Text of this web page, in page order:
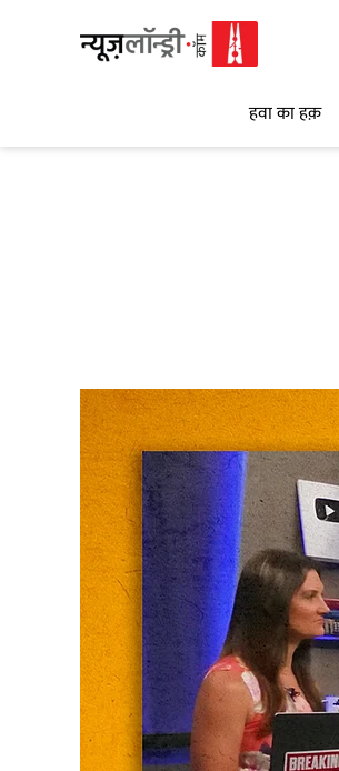
हवा का हक़